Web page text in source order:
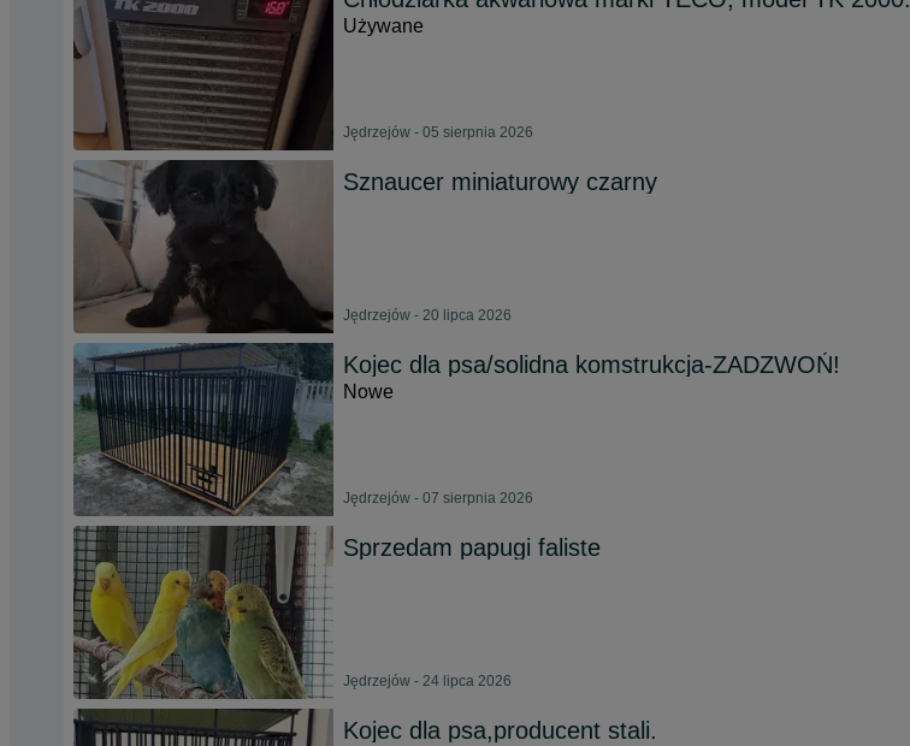
Używane
Jędrzejów - 05 sierpnia 2026
Sznaucer miniaturowy czarny
Jędrzejów - 20 lipca 2026
Kojec dla psa/solidna komstrukcja-ZADZWOŃ!
Nowe
Jędrzejów - 07 sierpnia 2026
Sprzedam papugi faliste
Jędrzejów - 24 lipca 2026
Kojec dla psa,producent stali.